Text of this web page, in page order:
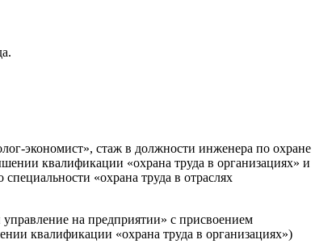
экономист», стаж в должности инженера по охране
квалификации «охрана труда в организациях» и
«охрана труда в отраслях
на предприятии» с присвоением
квалификации «охрана труда в организациях»)